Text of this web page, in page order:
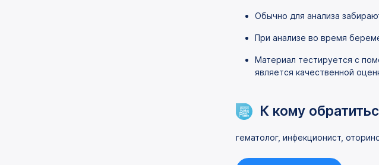
Обычно для анализа
При анализе во время
Материал тестируется с
является качественной
К кому
гематолог, инфекционист,